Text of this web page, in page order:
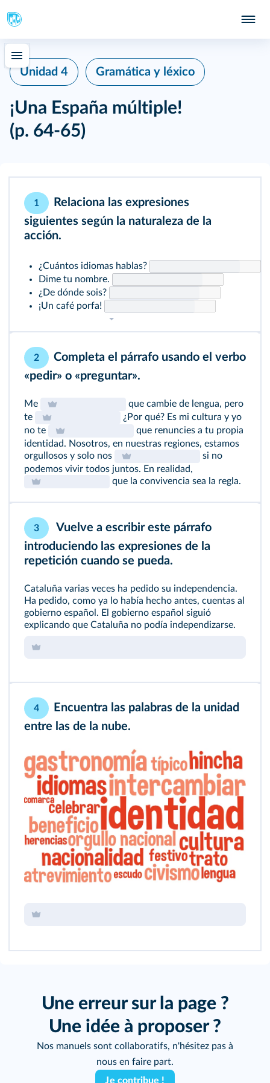
Unidad 4 Gramática y léxico
¡Una España múltiple!
(p. 64-65)
1
Relaciona las expresiones
siguientes según la naturaleza de la
acción.
¿Cuántos idiomas hablas?
Dime tu nombre.
¿De dónde sois?
¡Un café porfa!
2
Completa el párrafo usando el verbo
«pedir» o «preguntar».
Me
que cambie de lengua, pero
te
¿Por qué? Es mi cultura y yo
no te
que renuncies a tu propia
identidad. Nosotros, en nuestras regiones, estamos
orgullosos y solo nos
si no
podemos vivir todos juntos. En realidad,
que la convivencia sea la regla.
3
Vuelve a escribir este párrafo
introduciendo las expresiones de la
repetición cuando se pueda.
Cataluña varias veces ha pedido su independencia.
Ha pedido, como ya lo había hecho antes, cuentas al
gobierno español. El gobierno español siguió
explicando que Cataluña no podía independizarse.
4
Encuentra las palabras de la unidad
entre las de la nube.
Une erreur sur la page ?
Une idée à proposer ?
Nos manuels sont collaboratifs, n'hésitez pas à
nous en faire part.
Je contribue !